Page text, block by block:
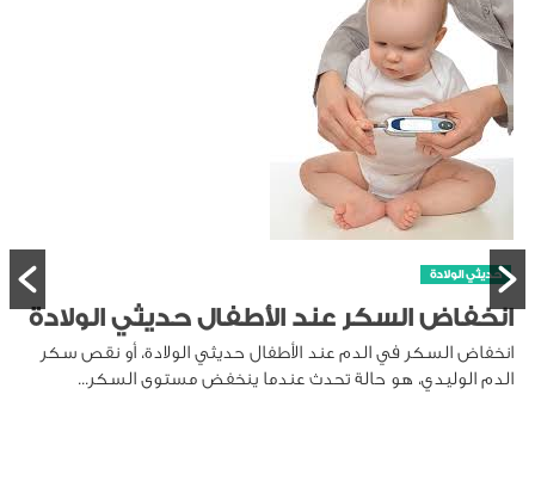
حديثي الولادة
انخفاض السكر عند الأطفال حديثي الولادة
انخفاض السكر في الدم عند الأطفال حديثي الولادة، أو نقص سكر
الدم الوليدي، هو حالة تحدث عندما ينخفض مستوى السكر...